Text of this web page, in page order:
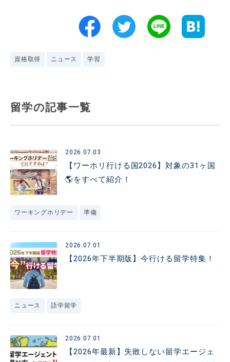
資格取得 ニュース 学習
留学の記事一覧
2026.07.03
【ワーホリ行ける国2026】対象の31ヶ国
🌎️をすべて紹介！
ワーキングホリデー 準備
2026.07.01
【2026年下半期版】今行ける留学特集！
ニュース 語学留学
2026.07.01
【2026年最新】失敗しない留学エージェ